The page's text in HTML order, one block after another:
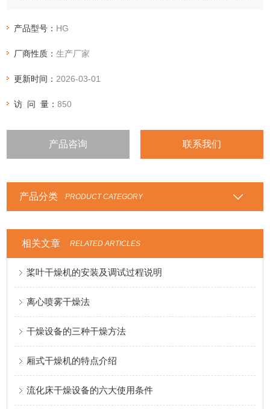
旋输送器再将干物料集中、包装。
产品型号： HG
厂商性质：生产厂家
更新时间： 2026-03-01
访 问 量：850
产品咨询 联系我们
产品分类 PRODUCT CATEGORY
相关文章 RELATED ARTICLES
桨叶干燥机的安装及调试过程说明
离心喷雾干燥法
干燥设备的三种干燥方法
厢式干燥机的特点介绍
流化床干燥设备的六大使用条件